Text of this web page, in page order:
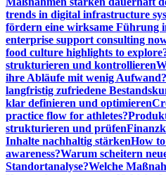
trends in digital infrastructure
fördern eine wirksame Führung
enterprise support consulting
food culture highlights to
strukturieren und kontrollieren
ihre Abläufe mit wenig Aufwand?
langfristig zufriedene
klar definieren und optimieren
practice flow for athletes?
strukturieren und prüfen
Inhalte nachhaltig stärkenHow
awareness?Warum scheitern
Standortanalyse?Welche